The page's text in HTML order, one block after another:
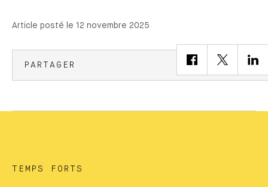
Article posté le 12 novembre 2025
PARTAGER
TEMPS FORTS